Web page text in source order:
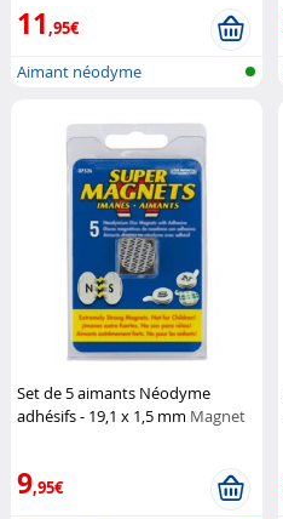
11,95€
Aimant néodyme
Set de 5 aimants Néodyme
adhésifs - 19,1 x 1,5 mm Magnet
9,95€